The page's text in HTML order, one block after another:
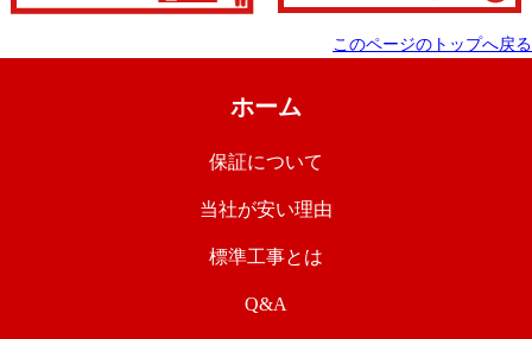
このページのトップへ戻る
ホーム
保証について
当社が安い理由
標準工事とは
Q&A